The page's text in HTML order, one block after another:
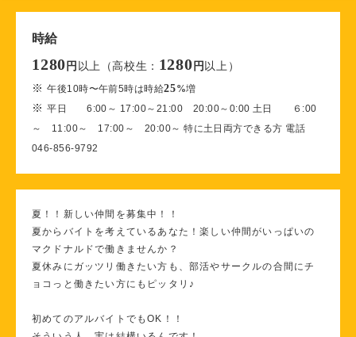
時給
1280 円 以上（高校生： 1280 円 以上）
※午後10時〜午前5時は時給25%増
※平日 6:00～ 17:00～21:00 20:00～0:00 土日 ６:00
～ 11:00～ 17:00～ 20:00～ 特に土日両方できる方 電話
046-856-9792
夏！！新しい仲間を募集中！！
夏からバイトを考えているあなた！楽しい仲間がいっぱいの
マクドナルドで働きませんか？
夏休みにガッツリ働きたい方も、部活やサークルの合間にチ
ョコっと働きたい方にもピッタリ♪
初めてのアルバイトでもOK！！